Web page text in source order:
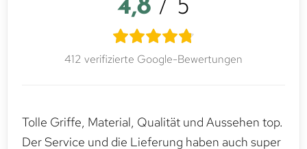
4,8 / 5
412 verifizierte Google-Bewertungen
Tolle Griffe, Material, Qualität und Aussehen top.
Der Service und die Lieferung haben auch super